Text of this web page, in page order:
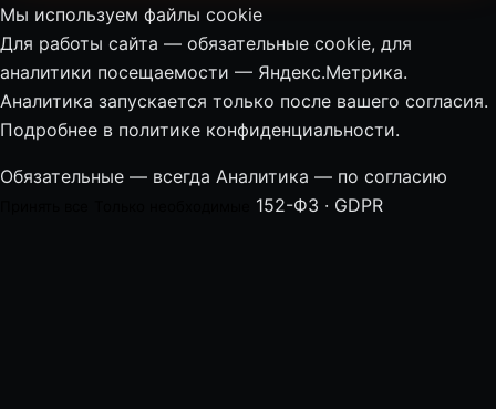
Мы используем файлы cookie
Для работы сайта — обязательные cookie, для
аналитики посещаемости — Яндекс.Метрика.
Аналитика запускается только после вашего согласия.
Подробнее в политике конфиденциальности.
Обязательные — всегда Аналитика — по согласию
152-ФЗ · GDPR